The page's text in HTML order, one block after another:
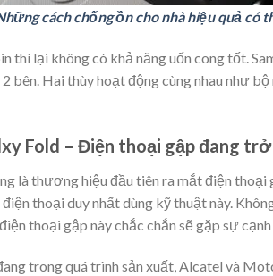
cách chống ồn cho nhà hiệu quả có
thì lại không có khả năng uốn cong tốt.
bên. Hai thùy hoạt động cùng nhau như
Fold – Điện thoại gập đang
là thương hiệu đầu tiên ra mắt điện thoại
thoại duy nhất dùng kỹ thuật này.
thoại gập này chắc chắn sẽ gặp sự
trong quá trình sản xuất, Alcatel và